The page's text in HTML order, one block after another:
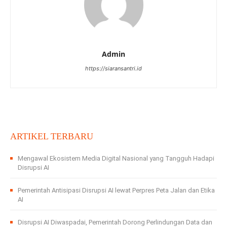
Admin
https://siaransantri.id
ARTIKEL TERBARU
Mengawal Ekosistem Media Digital Nasional yang Tangguh Hadapi
Disrupsi AI
Pemerintah Antisipasi Disrupsi AI lewat Perpres Peta Jalan dan Etika
AI
Disrupsi AI Diwaspadai, Pemerintah Dorong Perlindungan Data dan